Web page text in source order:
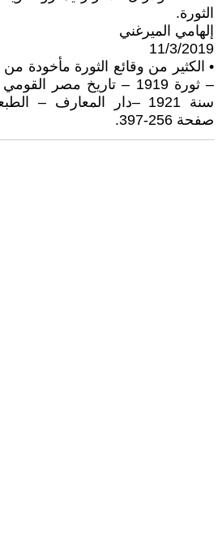
الثورة.
إلهامي الميرغني
11/3/2019
• الكثير من وقائع الثورة مأخودة
صفحة 256-397.